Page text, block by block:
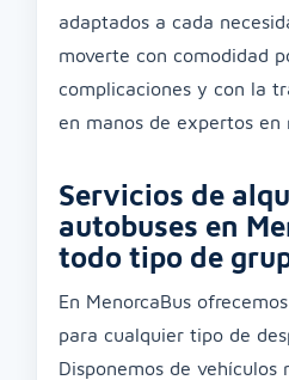
adaptados a cada
moverte con comodidad
complicaciones y con la
en manos de expertos en
Servicios de
autobuses en
todo tipo de
En MenorcaBus
para cualquier tipo de
Disponemos de vehículos